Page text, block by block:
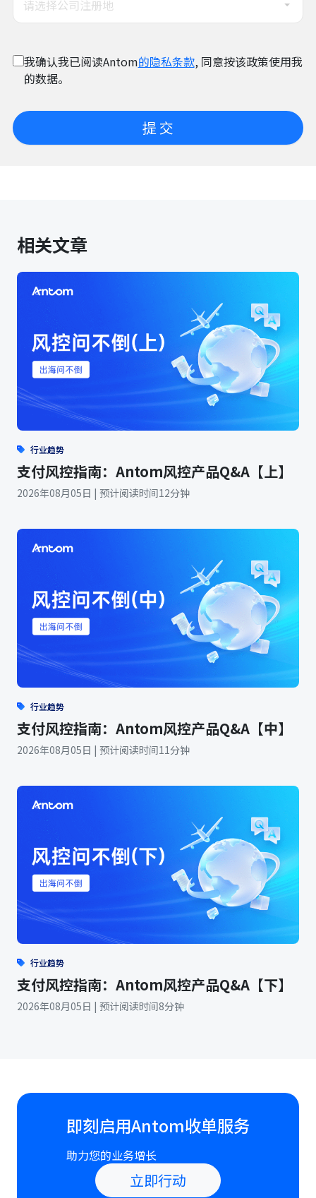
请选择公司注册地
我确认我已阅读Antom的隐私条款, 同意按该政策使用我
的数据。
提 交
相关文章
行业趋势
支付风控指南：Antom风控产品Q&A【上】
2026年08月05日 | 预计阅读时间12分钟
行业趋势
支付风控指南：Antom风控产品Q&A【中】
2026年08月05日 | 预计阅读时间11分钟
行业趋势
支付风控指南：Antom风控产品Q&A【下】
2026年08月05日 | 预计阅读时间8分钟
即刻启用Antom收单服务
助力您的业务增长
立即行动